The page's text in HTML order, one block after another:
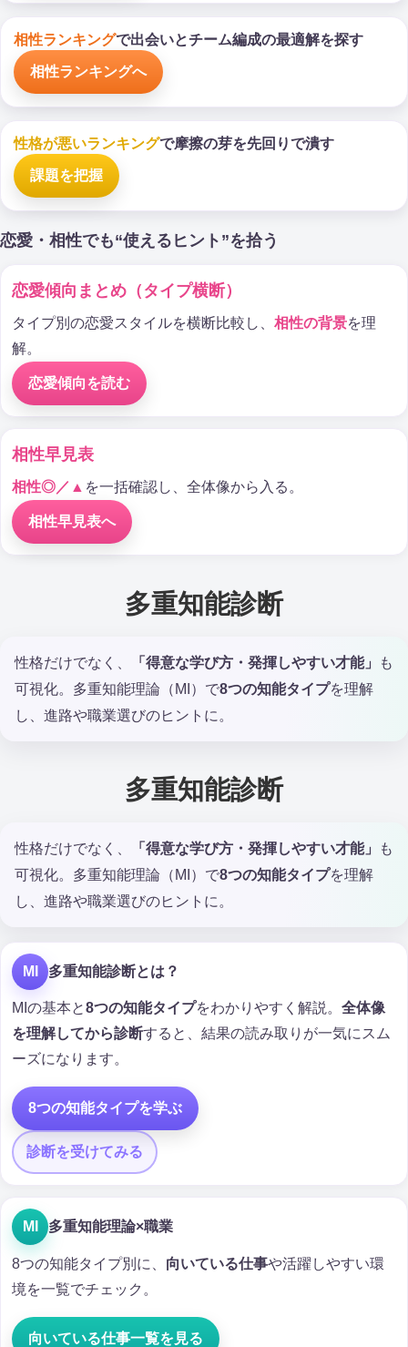
相性ランキングで出会いとチーム編成の最適解を探す
相性ランキングへ
性格が悪いランキングで摩擦の芽を先回りで潰す
課題を把握
恋愛・相性でも“使えるヒント”を拾う
恋愛傾向まとめ（タイプ横断）
タイプ別の恋愛スタイルを横断比較し、 相性の背景を理
解。
恋愛傾向を読む
相性早見表
相性◎／▲ を一括確認し、全体像から入る。
相性早見表へ
多重知能診断
性格だけでなく、 「得意な学び方・発揮しやすい才能」
も
可視化。多重知能理論（MI）で8つの知能タイプを理解
し、進路や職業選びのヒントに。
多重知能診断
性格だけでなく、 「得意な学び方・発揮しやすい才能」
も
可視化。多重知能理論（MI）で8つの知能タイプを理解
し、進路や職業選びのヒントに。
MI 多重知能診断とは？
MIの基本と8つの知能タイプをわかりやすく解説。 全体像
を理解してから診断すると、結果の読み取りが一気にスム
ーズになります。
8つの知能タイプを学ぶ
診断を受けてみる
MI 多重知能理論×職業
8つの知能タイプ別に、 向いている仕事や活躍しやすい環
境を一覧でチェック。
向いている仕事一覧を見る